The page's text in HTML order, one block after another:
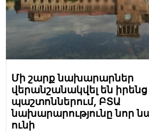
Մի շարք նախարարներ
վերանշանակվել են իրենց
պաշտոններում, ԲՏԱ
նախարարությունը նոր
ունի